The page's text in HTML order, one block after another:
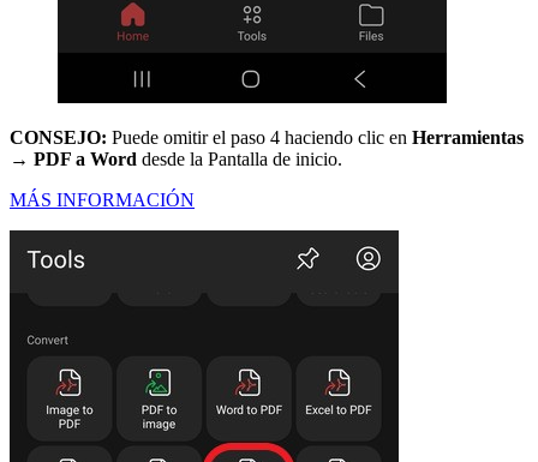
CONSEJO: Puede omitir el paso 4 haciendo clic en Herramientas
→ PDF a Word desde la Pantalla de inicio.
MÁS INFORMACIÓN